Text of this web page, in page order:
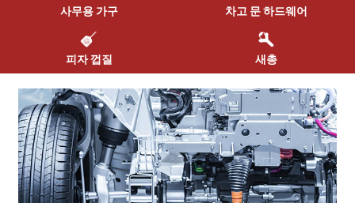
사무용 가구 차고 문 하드웨어
피자 껍질 새총